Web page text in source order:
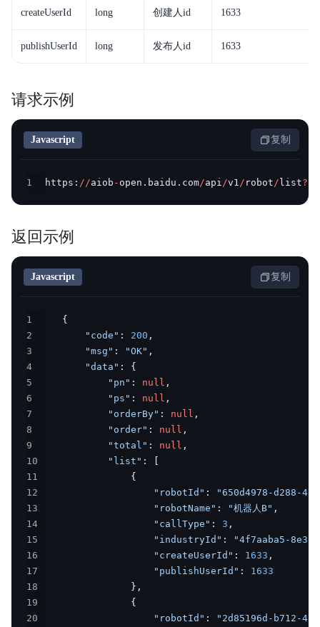
createUserId long 创建人id 1633
publishUserId long 发布人id 1633
请求示例
Javascript 复制
1 https : / /aiob - open . baidu . com/api /v1 / robot /list?
返回示例
Javascript 复制
1
{
2
"code" : 200 ,
3
"msg" : "OK" ,
4
"data" :
{
5
"pn" : null ,
6
"ps" : null ,
7
"orderBy" : null ,
8
"order" : null ,
9
"total" : null ,
10
"list" :
[
11
{
12
"robotId" :
"650d4978-d288-
13
"robotName" : "机器人B" ,
14
"callType" : 3 ,
15
"industryId" :
"4f7aaba5-
16
"createUserId" : 1633 ,
17
"publishUserId" :
1633
18
} ,
19
{
20
"robotId" :
"2d85196d-b712-